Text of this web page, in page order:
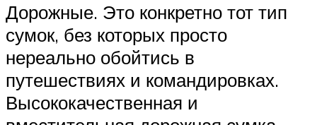
Дорожные. Это конкретно тот тип
сумок, без которых просто
нереально обойтись в
путешествиях и командировках.
Высококачественная и